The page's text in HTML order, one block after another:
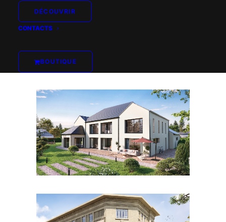
DÉCOUVRIR
CONTACTS
BOUTIQUE
LIRE LA SUITE